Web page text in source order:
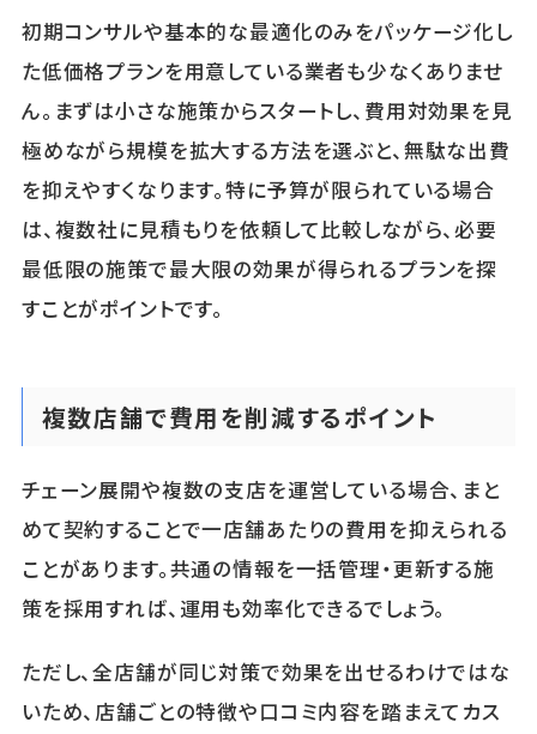
初期コンサルや基本的な最適化のみをパッケージ化し
た低価格プランを用意している業者も少なくありませ
ん。まずは小さな施策からスタートし、費用対効果を見
極めながら規模を拡大する方法を選ぶと、無駄な出費
を抑えやすくなります。特に予算が限られている場合
は、複数社に見積もりを依頼して比較しながら、必要
最低限の施策で最大限の効果が得られるプランを探
すことがポイントです。
複数店舗で費用を削減するポイント
チェーン展開や複数の支店を運営している場合、まと
めて契約することで一店舗あたりの費用を抑えられる
ことがあります。共通の情報を一括管理・更新する施
策を採用すれば、運用も効率化できるでしょう。
ただし、全店舗が同じ対策で効果を出せるわけではな
いため、店舗ごとの特徴や口コミ内容を踏まえてカス